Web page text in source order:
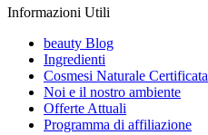
Informazioni Utili
beauty Blog
Ingredienti
Cosmesi Naturale Certificata
Noi e il nostro ambiente
Offerte Attuali
Programma di affiliazione